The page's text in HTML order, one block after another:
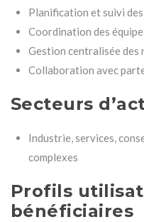
Planification et suivi
Coordination des
Gestion centralisée
Collaboration avec
Secteurs
Industrie, services,
complexes
Profils
bénéficiaires